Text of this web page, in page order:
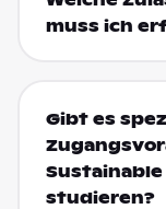
muss ich
Gibt es
studieren?